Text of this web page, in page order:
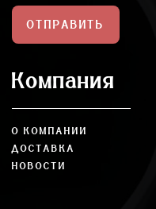
ОТПРАВИТЬ
Компания
О КОМПАНИИ
ДОСТАВКА
НОВОСТИ